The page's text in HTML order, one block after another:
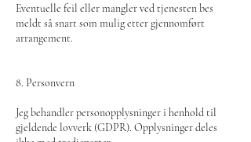
Eventuelle feil eller mangler ved tjenesten bes
meldt så snart som mulig etter gjennomført
arrangement.
8. Personvern
Jeg behandler personopplysninger i henhold til
gjeldende lovverk (GDPR). Opplysninger deles